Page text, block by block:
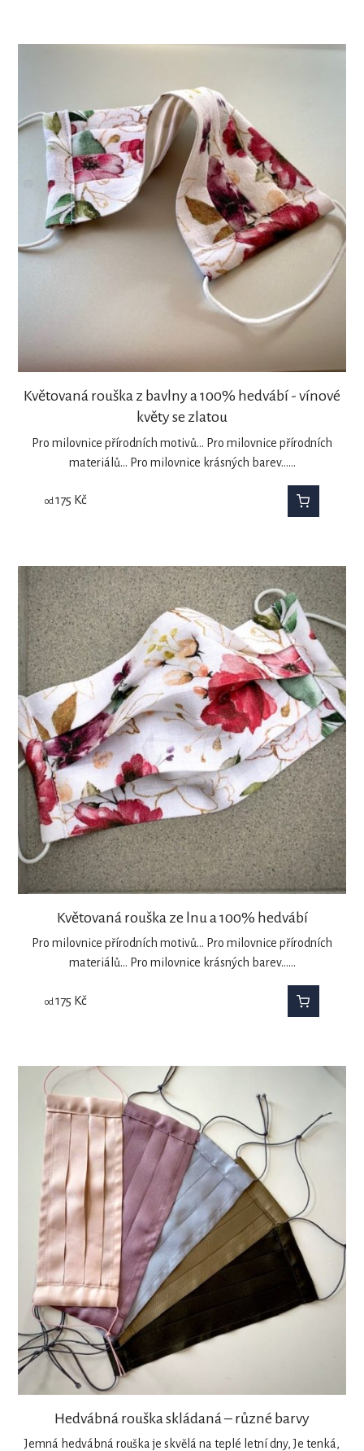
Květovaná rouška z bavlny a 100% hedvábí - vínové
květy se zlatou
Pro milovnice přírodních motivů... Pro milovnice přírodních
materiálů... Pro milovnice krásných barev...…
od175 Kč
Květovaná rouška ze lnu a 100% hedvábí
Pro milovnice přírodních motivů... Pro milovnice přírodních
materiálů... Pro milovnice krásných barev...…
od 175 Kč
Hedvábná rouška skládaná – různé barvy
Jemná hedvábná rouška je skvělá na teplé letní dny, Je tenká,